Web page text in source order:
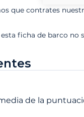
que contrates
ficha de barco no
de la